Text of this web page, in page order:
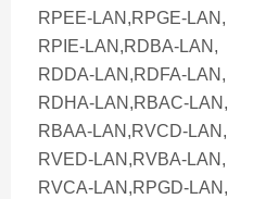
RPEE-LAN,RPGE-LAN,
RPIE-LAN,RDBA-LAN,
RDDA-LAN,RDFA-LAN,
RDHA-LAN,RBAC-LAN,
RBAA-LAN,RVCD-LAN,
RVED-LAN,RVBA-LAN,
RVCA-LAN,RPGD-LAN,